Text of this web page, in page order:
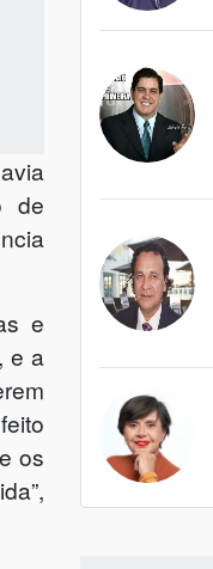
de
e
e a
os